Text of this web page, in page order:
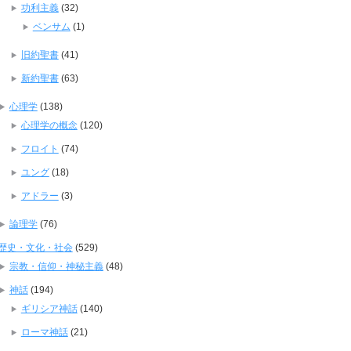
功利主義(32)
ベンサム (1)
旧約聖書(41)
新約聖書(63)
心理学(138)
心理学の概念(120)
フロイト (74)
ユング(18)
アドラー (3)
論理学(76)
史・文化・社会(529)
宗教・信仰・神秘主義(48)
神話(194)
ギリシア神話(140)
ローマ神話(21)